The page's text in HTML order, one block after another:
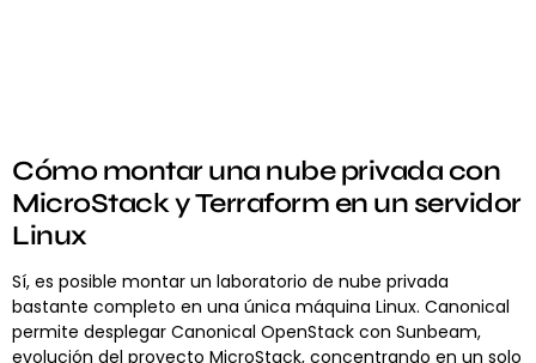
Cómo montar una nube privada con
MicroStack y Terraform en un servidor
Linux
Sí, es posible montar un laboratorio de nube privada
bastante completo en una única máquina Linux. Canonical
permite desplegar Canonical OpenStack con Sunbeam,
evolución del proyecto MicroStack, concentrando en un solo